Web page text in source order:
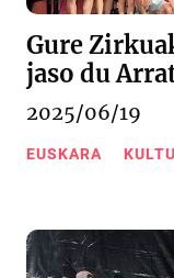
Gure
jaso du
2025/06/19
EUSKARA